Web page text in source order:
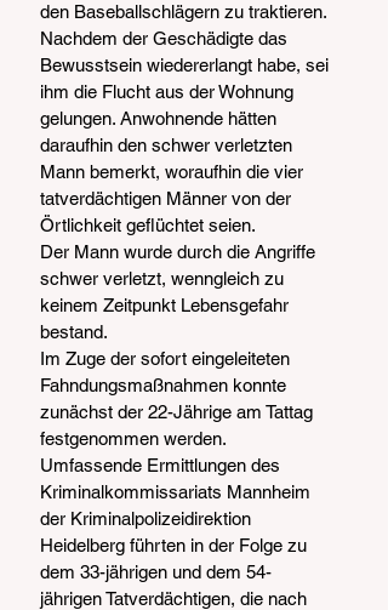
den Baseballschlägern zu traktieren.
Nachdem der Geschädigte das
Bewusstsein wiedererlangt habe, sei
ihm die Flucht aus der Wohnung
gelungen. Anwohnende hätten
daraufhin den schwer verletzten
Mann bemerkt, woraufhin die vier
tatverdächtigen Männer von der
Örtlichkeit geflüchtet seien.
Der Mann wurde durch die Angriffe
schwer verletzt, wenngleich zu
keinem Zeitpunkt Lebensgefahr
bestand.
Im Zuge der sofort eingeleiteten
Fahndungsmaßnahmen konnte
zunächst der 22-Jährige am Tattag
festgenommen werden.
Umfassende Ermittlungen des
Kriminalkommissariats Mannheim
der Kriminalpolizeidirektion
Heidelberg führten in der Folge zu
dem 33-jährigen und dem 54-
jährigen Tatverdächtigen, die nach